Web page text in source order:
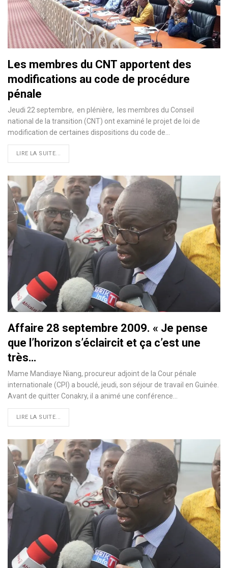
Les membres du CNT apportent des
modifications au code de procédure
pénale
Jeudi 22 septembre, en plénière, les membres du Conseil
national de la transition (CNT) ont examiné le projet de loi de
modification de certaines dispositions du code de…
LIRE LA SUITE...
Affaire 28 septembre 2009. « Je pense
que l’horizon s’éclaircit et ça c’est une
très…
Mame Mandiaye Niang, procureur adjoint de la Cour pénale
internationale (CPI) a bouclé, jeudi, son séjour de travail en Guinée.
Avant de quitter Conakry, il a animé une conférence…
LIRE LA SUITE...